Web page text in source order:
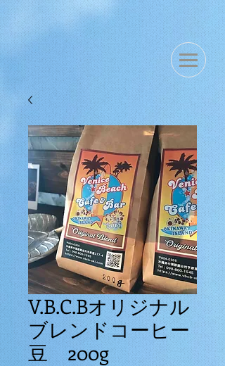
V.B.C.Bオリジナル
ブレンドコーヒー
豆 200g